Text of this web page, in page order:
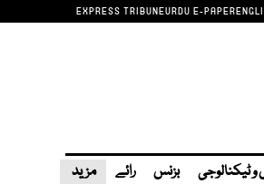
EXPRESS TRIBUNEURDU E-PAPER
ٹیکنالوجی بزنس رائے مزید